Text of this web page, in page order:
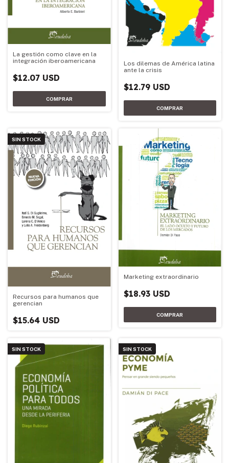
La gestión como clave en la
integración iberoamericana
$12.07 USD
Los dilemas de América latina
ante la crisis
$12.79 USD
SIN STOCK
Recursos para humanos que
gerencian
$15.64 USD
Marketing extraordinario
$18.93 USD
SIN STOCK SIN STOCK